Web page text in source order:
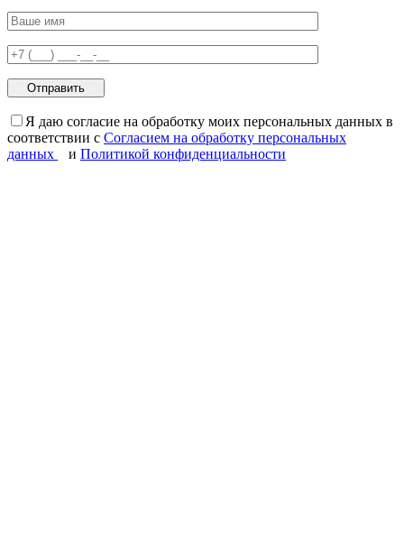
Я даю согласие на обработку моих персональных данных в
соответствии с Согласием на обработку персональных
данных
и Политикой конфиденциальности